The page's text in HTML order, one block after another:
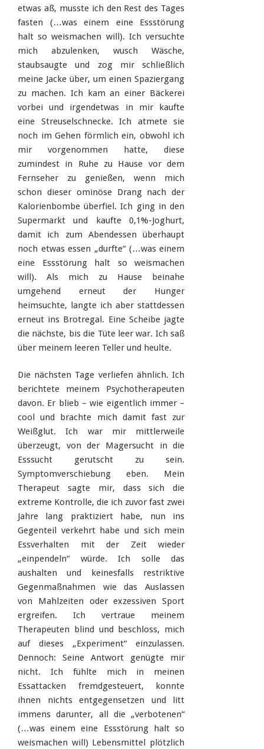
etwas aß, musste ich den Rest des Tages
fasten (…was einem eine Essstörung
halt so weismachen will). Ich versuchte
mich abzulenken, wusch Wäsche,
staubsaugte und zog mir schließlich
meine Jacke über, um einen Spaziergang
zu machen. Ich kam an einer Bäckerei
vorbei und irgendetwas in mir kaufte
eine Streuselschnecke. Ich atmete sie
noch im Gehen förmlich ein, obwohl ich
mir vorgenommen hatte, diese
zumindest in Ruhe zu Hause vor dem
Fernseher zu genießen, wenn mich
schon dieser ominöse Drang nach der
Kalorienbombe überfiel. Ich ging in den
Supermarkt und kaufte 0,1%-Joghurt,
damit ich zum Abendessen überhaupt
noch etwas essen „durfte“ (…was einem
eine Essstörung halt so weismachen
will). Als mich zu Hause beinahe
umgehend erneut der Hunger
heimsuchte, langte ich aber stattdessen
erneut ins Brotregal. Eine Scheibe jagte
die nächste, bis die Tüte leer war. Ich saß
über meinem leeren Teller und heulte.
Die nächsten Tage verliefen ähnlich. Ich
berichtete meinem Psychotherapeuten
davon. Er blieb – wie eigentlich immer –
cool und brachte mich damit fast zur
Weißglut. Ich war mir mittlerweile
überzeugt, von der Magersucht in die
Esssucht gerutscht zu sein.
Symptomverschiebung eben. Mein
Therapeut sagte mir, dass sich die
extreme Kontrolle, die ich zuvor fast zwei
Jahre lang praktiziert habe, nun ins
Gegenteil verkehrt habe und sich mein
Essverhalten mit der Zeit wieder
„einpendeln“ würde. Ich solle das
aushalten und keinesfalls restriktive
Gegenmaßnahmen wie das Auslassen
von Mahlzeiten oder exzessiven Sport
ergreifen. Ich vertraue meinem
Therapeuten blind und beschloss, mich
auf dieses „Experiment“ einzulassen.
Dennoch: Seine Antwort genügte mir
nicht. Ich fühlte mich in meinen
Essattacken fremdgesteuert, konnte
ihnen nichts entgegensetzen und litt
immens darunter, all die „verbotenen“
(…was einem eine Essstörung halt so
weismachen will) Lebensmittel plötzlich